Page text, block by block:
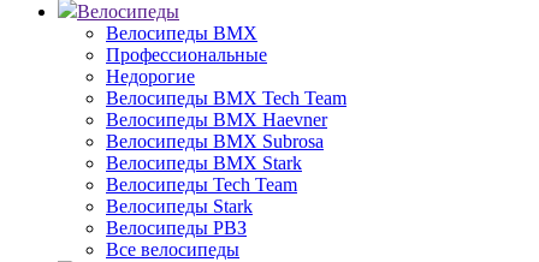
Велосипеды
Велосипеды BMX
Профессиональные
Недорогие
Велосипеды BMX Tech Team
Велосипеды BMX Haevner
Велосипеды BMX Subrosa
Велосипеды BMX Stark
Велосипеды Tech Team
Велосипеды Stark
Велосипеды РВЗ
Все велосипеды